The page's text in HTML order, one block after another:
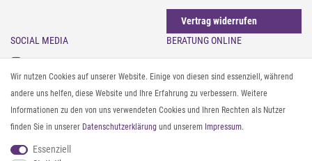
Vertrag widerrufen
SOCIAL MEDIA
Instagram
Facebook
Pinterest
Twitter
Youtube
Threads
BERATUNG ONLINE
Gürtel messen & kürzen
Sonnenbrillen & UV-Schutz
Textilpflege
Textil- und Material-Guide
Geldbörse richtig organisieren
Wir nutzen Cookies auf unserer Website. Einige von diesen sind essenziell, während
andere uns helfen, diese Website und Ihre Erfahrung zu verbessern. Weitere
Informationen zu den von uns verwendeten Cookies und Ihren Rechten als Nutzer
finden Sie in unserer Daten­schutz­erklärung und unserem Impressum.
Essenziell